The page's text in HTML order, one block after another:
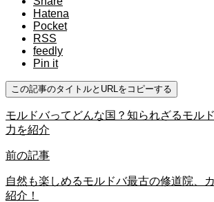
Hatena
Pocket
RSS
feedly
Pin it
この記事のタイトルとURLをコピーする
モルドバってどんな国？知られざるモル
力を紹介
前の記事
自然も楽しめるモルドバ最古の修道院、
紹介！